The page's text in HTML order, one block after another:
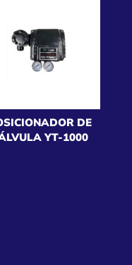
DE
YT-1000